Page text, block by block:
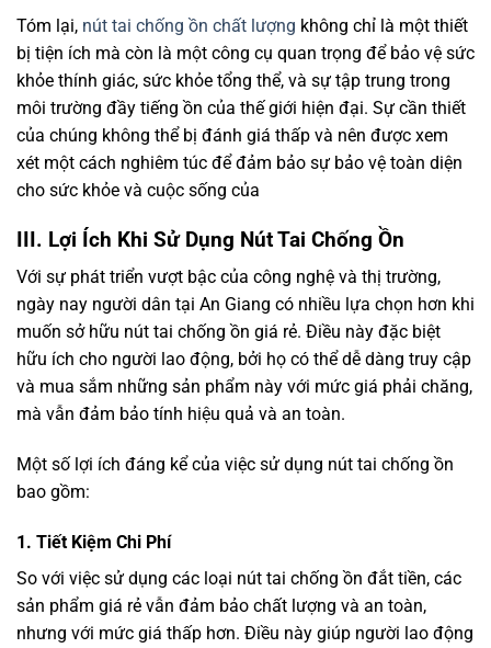
Tóm lại, nút tai chống ồn chất lượng không chỉ là một thiết
bị tiện ích mà còn là một công cụ quan trọng để bảo vệ sức
khỏe thính giác, sức khỏe tổng thể, và sự tập trung trong
môi trường đầy tiếng ồn của thế giới hiện đại. Sự cần thiết
của chúng không thể bị đánh giá thấp và nên được xem
xét một cách nghiêm túc để đảm bảo sự bảo vệ toàn diện
cho sức khỏe và cuộc sống của
III. Lợi Ích Khi Sử Dụng Nút Tai Chống Ồn
Với sự phát triển vượt bậc của công nghệ và thị trường,
ngày nay người dân tại An Giang có nhiều lựa chọn hơn khi
muốn sở hữu nút tai chống ồn giá rẻ. Điều này đặc biệt
hữu ích cho người lao động, bởi họ có thể dễ dàng truy cập
và mua sắm những sản phẩm này với mức giá phải chăng,
mà vẫn đảm bảo tính hiệu quả và an toàn.
Một số lợi ích đáng kể của việc sử dụng nút tai chống ồn
bao gồm:
1. Tiết Kiệm Chi Phí
So với việc sử dụng các loại nút tai chống ồn đắt tiền, các
sản phẩm giá rẻ vẫn đảm bảo chất lượng và an toàn,
nhưng với mức giá thấp hơn. Điều này giúp người lao động